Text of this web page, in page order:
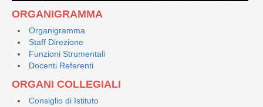
ORGANIGRAMMA
Organigramma
Staff Direzione
Funzioni Strumentali
Docenti Referenti
ORGANI COLLEGIALI
Consiglio di Istituto